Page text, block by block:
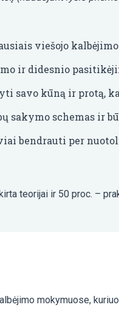
viešojo
ir didesnio
savo kūną ir protą,
sakymo schemas ir
bendrauti per
teorijai ir 50 proc. –
mokymuose,